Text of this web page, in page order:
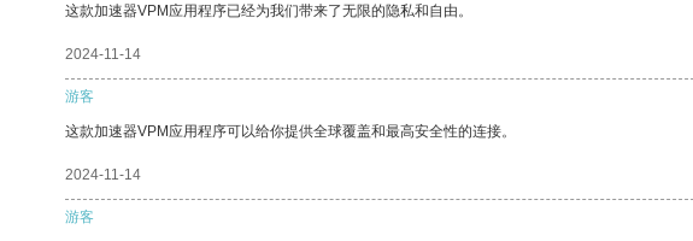
这款加速器VPM应用程序已经为我们带来了无限的隐私和自由。
2024-11-14
游客
这款加速器VPM应用程序可以给你提供全球覆盖和最高安全性的连接。
2024-11-14
游客